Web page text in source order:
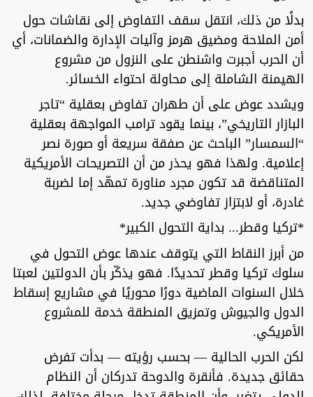
بدلًا من ذلك، انتقل سقف التفاوض إلى نقاشات حول
أمن الملاحة ومضيق هرمز وآليات الإدارة والضمانات، أي
أن الحرب أجبرت واشنطن على النزول من مشروع
الهيمنة الشاملة إلى محاولة احتواء الخسائر.
ويشدد عوض على أن طهران تفاوض بعقلية “تاجر
البازار التاريخي”، بينما يقود ترامب المواجهة بعقلية
“السمسار” الباحث عن صفقة سريعة أو صورة نصر
إعلامية. ولهذا فهو يحذر من أن التصريحات الأمريكية
المتناقضة قد تكون مجرد مناورة تمهّد إما لضربة
غادرة، أو لابتزاز تفاوضي جديد.
*تركيا وقطر... بداية التحول الكبير*
من أبرز النقاط التي يتوقف عندها عوض التحول في
سلوك تركيا وقطر تحديدًا. فهو يذكّر بأن الدولتين لعبتا
خلال السنوات الماضية دورًا محوريًا في مشاريع إسقاط
الدول والجيوش وتمزيق المنطقة خدمة للمشروع
الأمريكي.
لكن الحرب الحالية — بحسب رؤيته — بدأت تفرض
حقائق جديدة. فأنقرة والدوحة تدركان أن النظام